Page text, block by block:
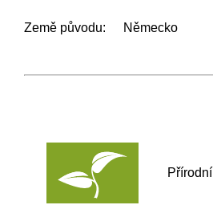
Země původu: Německo
Přírodní